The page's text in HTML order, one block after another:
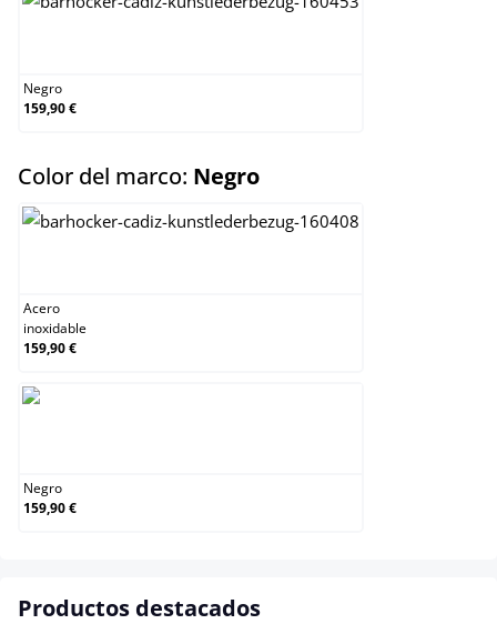
Negro
159,90 €
Color del marco: Negroselect
Acero
inoxidable
159,90 €
Negro
159,90 €
Productos destacados